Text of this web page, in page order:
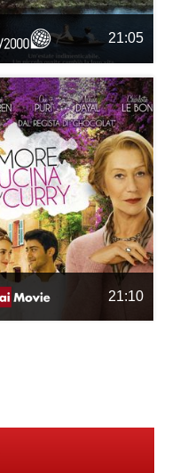
21:05
21:10